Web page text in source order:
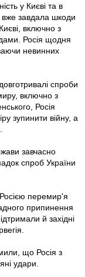
у Києві та в
вже завдала шкоди
включно з
Росія щодня
невинних
спроби
включно з
Росія
зупинити війну, а
завчасно
спроб України
перемир'я
припинення
й західні
що Росія з
удари.